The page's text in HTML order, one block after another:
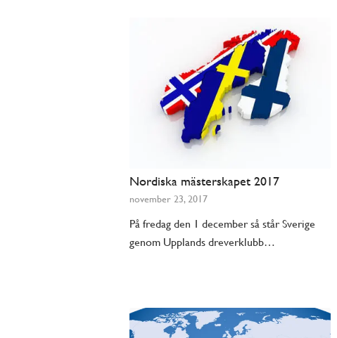
Nordiska mästerskapet 2017
november 23, 2017
På fredag den 1 december så står Sverige
genom Upplands dreverklubb…